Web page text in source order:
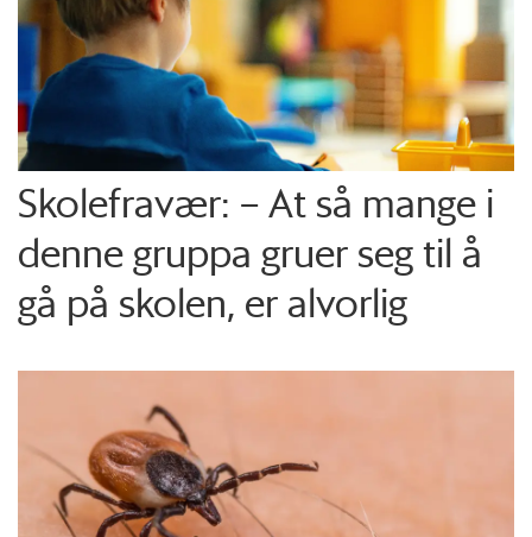
Skolefravær: – At så mange i
denne gruppa gruer seg til å
gå på skolen, er alvorlig